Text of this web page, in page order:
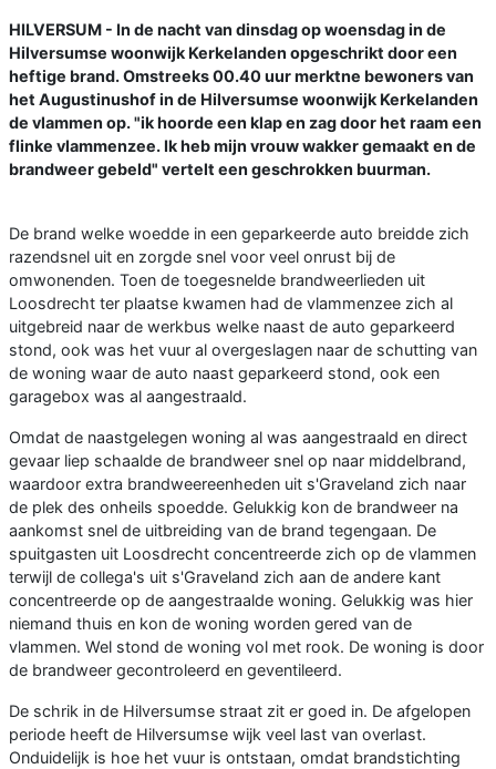
HILVERSUM - In de nacht van dinsdag op woensdag in de
Hilversumse woonwijk Kerkelanden opgeschrikt door een
heftige brand. Omstreeks 00.40 uur merktne bewoners van
het Augustinushof in de Hilversumse woonwijk Kerkelanden
de vlammen op. "ik hoorde een klap en zag door het raam een
flinke vlammenzee. Ik heb mijn vrouw wakker gemaakt en de
brandweer gebeld" vertelt een geschrokken buurman.
De brand welke woedde in een geparkeerde auto breidde zich
razendsnel uit en zorgde snel voor veel onrust bij de
omwonenden. Toen de toegesnelde brandweerlieden uit
Loosdrecht ter plaatse kwamen had de vlammenzee zich al
uitgebreid naar de werkbus welke naast de auto geparkeerd
stond, ook was het vuur al overgeslagen naar de schutting van
de woning waar de auto naast geparkeerd stond, ook een
garagebox was al aangestraald.
Omdat de naastgelegen woning al was aangestraald en direct
gevaar liep schaalde de brandweer snel op naar middelbrand,
waardoor extra brandweereenheden uit s'Graveland zich naar
de plek des onheils spoedde. Gelukkig kon de brandweer na
aankomst snel de uitbreiding van de brand tegengaan. De
spuitgasten uit Loosdrecht concentreerde zich op de vlammen
terwijl de collega's uit s'Graveland zich aan de andere kant
concentreerde op de aangestraalde woning. Gelukkig was hier
niemand thuis en kon de woning worden gered van de
vlammen. Wel stond de woning vol met rook. De woning is door
de brandweer gecontroleerd en geventileerd.
De schrik in de Hilversumse straat zit er goed in. De afgelopen
periode heeft de Hilversumse wijk veel last van overlast.
Onduidelijk is hoe het vuur is ontstaan, omdat brandstichting